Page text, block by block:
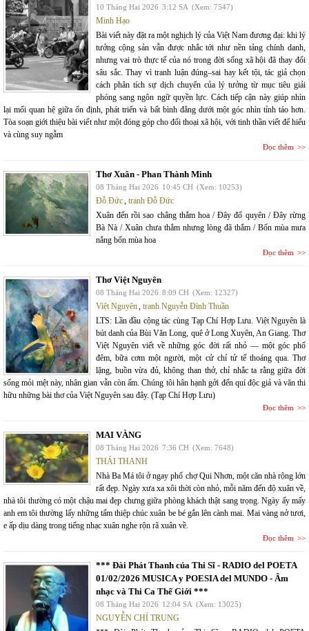
10 Tháng Hai 2026 3:12 SA (Xem: 7547)
Minh Hạo
Bài viết này đặt ra một nghịch lý của Việt Nam đương đại: khi lý
tưởng cộng sản vẫn được nhắc tới như nền tảng chính danh,
nhưng vai trò thực tế của nó trong đời sống xã hội đã thay đổi
sâu sắc. Thay vì tranh luận đúng–sai hay kết tội, tác giả chọn
cách phân tích sự dịch chuyển của lý tưởng từ mục tiêu giải
phóng sang ngôn ngữ quyền lực. Cách tiếp cận này giúp nhìn
lại mối quan hệ giữa ổn định, phát triển và bất bình đẳng dưới một góc nhìn tỉnh táo hơn.
Tòa soạn giới thiệu bài viết như một đóng góp cho đối thoại xã hội, với tinh thần viết để hiểu
và cùng suy ngẫm
Đọc thêm
Thơ Xuân - Phan Thành Minh
08 Tháng Hai 2026 10:45 CH (Xem: 10253)
Đỗ Đức, tranh Đỗ Đức
Xuân đến rồi sao chẳng thắm hoa / Đây đổ quyên / Đây rừng
Bà Nà / Xuân chưa thắm nhưng lòng đã thắm / Bốn mùa mưa
nắng bốn mùa hoa
Đọc thêm
Thơ Việt Nguyên
08 Tháng Hai 2026 8:09 CH (Xem: 12327)
Việt Nguyên, tranh Nguyễn Đình Thuần
LTS: Lần đầu cộng tác cùng Tạp Chí Hợp Lưu. Việt Nguyên là
bút danh của Bùi Văn Long, quê ở Long Xuyên, An Giang. Thơ
Việt Nguyên viết về những góc đời rất nhỏ — một góc phố
đêm, bữa cơm một người, một cử chỉ tử tế thoáng qua. Thơ
lặng, buồn vừa đủ, không than thở, chỉ nhắc ta rằng giữa đời
sống mỏi mệt này, nhân gian vẫn còn ấm. Chúng tôi hân hạnh gởi đến quí độc giả và văn thi
hữu những bài thơ của Việt Nguyên sau đây. (Tạp Chí Hợp Lưu)
Đọc thêm
MAI VÀNG
08 Tháng Hai 2026 7:36 CH (Xem: 7648)
THÁI THANH
Nhà Ba Má tôi ở ngay phố chợ Qui Nhơn, một căn nhà rộng lớn
rất đẹp. Ngày xưa xa xôi thời còn nhỏ, mỗi năm đến độ xuân về,
nhà tôi thường có một chậu mai đẹp chưng giữa phòng khách thật sang trọng. Ngày ấy mấy
anh em tôi thường lấy những tấm thiệp chúc xuân be bé gắn lên cành mai. Mai vàng nở tươi,
e ấp dịu dàng trong tiếng nhạc xuân nghe rộn rã xuân về.
Đọc thêm
*** Đài Phát Thanh của Thi Sĩ - RADIO del POETA
01/02/2026 MUSICA y POESIA del MUNDO - Âm
nhạc và Thi Ca Thế Giới ***
08 Tháng Hai 2026 12:04 SA (Xem: 13025)
NGUYỄN CHÍ TRUNG